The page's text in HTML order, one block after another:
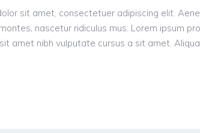
sit amet, consectetuer adipiscing elit.
nascetur ridiculus mus. Lorem ipsum
amet nibh vulputate cursus a sit amet.